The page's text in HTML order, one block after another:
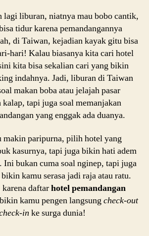
lagi liburan, niatnya mau bobo cantik,
tidur karena pemandangannya
di Taiwan, kejadian kayak gitu bisa
hari! Kalau biasanya kita cari hotel
kita bisa sekalian cari yang bikin
indahnya. Jadi, liburan di Taiwan
makan boba atau jelajah pasar
tapi juga soal memanjakan
yang enggak ada duanya.
paripurna, pilih hotel yang
kasurnya, tapi juga bikin hati adem
Ini bukan cuma soal nginep, tapi juga
kamu serasa jadi raja atau ratu.
daftarhotel pemandangan
kamu pengen langsungcheck-out
in ke surga dunia!